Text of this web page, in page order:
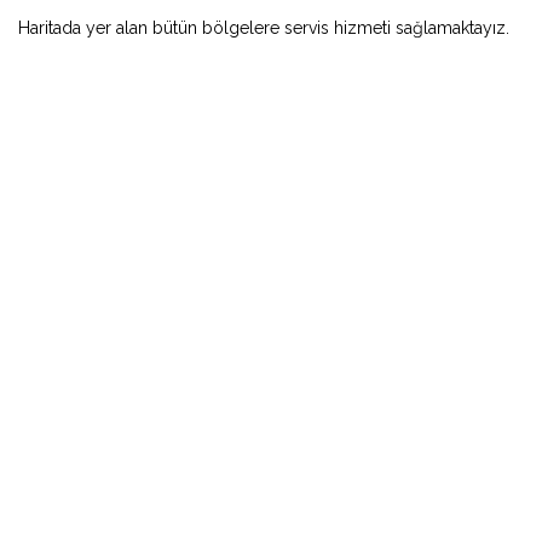
Haritada yer alan bütün bölgelere servis hizmeti sağlamaktayız.